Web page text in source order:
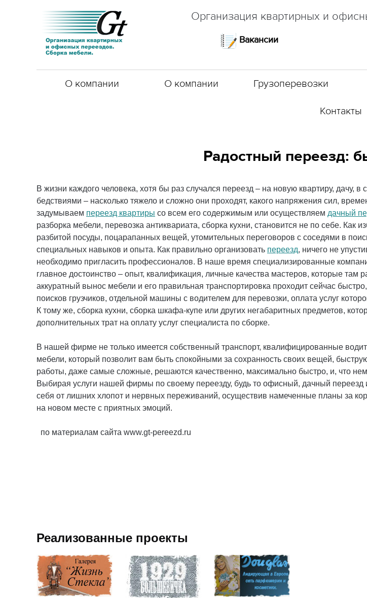
Организация квартирных и
Вакансии
О компании О компании Грузоперевозки
Контакты
Радостный переезд:
В жизни каждого человека, хотя бы раз случался переезд – на новую квартиру,
бедствиями – насколько тяжело и сложно они проходят, какого напряжения сил,
задумываем переезд квартиры со всем его содержимым или осуществляем дачный
разборка мебели, перевозка антиквариата, сборка кухни, становится не по себе. Как
разбитой посуды, поцарапанных вещей, утомительных переговоров с соседями в
специальных навыков и опыта. Как правильно организовать переезд, ничего не
необходимо пригласить профессионалов. В наше время специализированные
главное достоинство – опыт, квалификация, личные качества мастеров, которые там
аккуратный вынос мебели и его правильная транспортировка проходит сейчас
поисков грузчиков, отдельной машины с водителем для перевозки, оплата услуг
К тому же, сборка кухни, сборка шкафа-купе или других негабаритных предметов,
дополнительных трат на оплату услуг специалиста по сборке.
В нашей фирме не только имеется собственный транспорт, квалифицированные
мебели, который позволит вам быть спокойными за сохранность своих вещей,
работы, даже самые сложные, решаются качественно, максимально быстро, и, что
Выбирая услуги нашей фирмы по своему переезду, будь то офисный, дачный
себя от лишних хлопот и нервных переживаний, осуществив намеченные планы за
на новом месте с приятных эмоций.
по материалам сайта www.gt-pereezd.ru
Реализованные проекты